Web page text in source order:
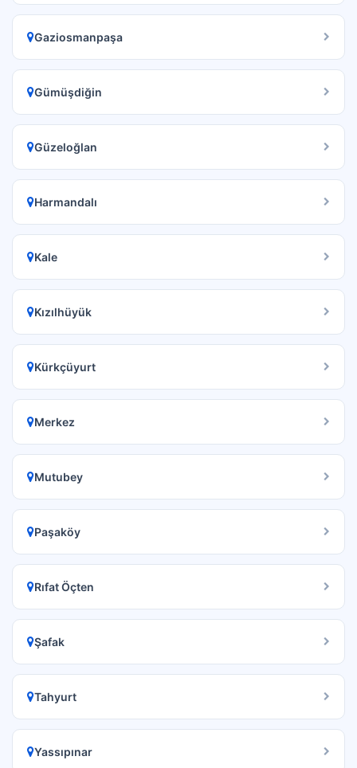
Gaziosmanpaşa
Gümüşdiğin
Güzeloğlan
Harmandalı
Kale
Kızılhüyük
Kürkçüyurt
Merkez
Mutubey
Paşaköy
Rıfat Öçten
Şafak
Tahyurt
Yassıpınar